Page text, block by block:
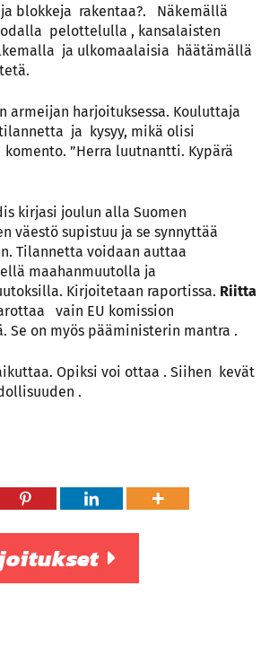
blokkeja rakentaa?. Näkemällä
pelottelulla , kansalaisten
ja ulkomaalaisia häätämällä
armeijan harjoituksessa. Kouluttaja
ja kysyy, mikä olisi
”Herra luutnantti. Kypärä
kirjasi joulun alla Suomen
väestö supistuu ja se synnyttää
Tilannetta voidaan auttaa
maahanmuutolla ja
Kirjoitetaan raportissa. Riitta
vain EU komission
Se on myös pääministerin mantra .
Opiksi voi ottaa . Siihen kevät
.